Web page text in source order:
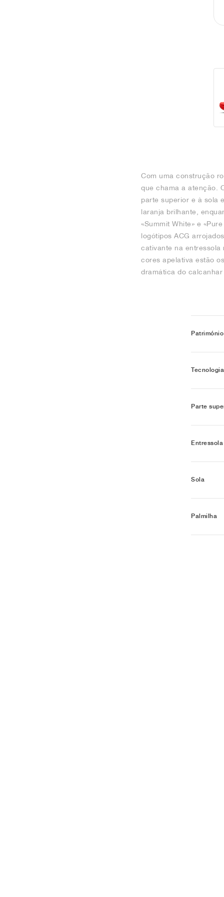
Com uma construção
que chama a atenção.
parte superior e à sola
laranja brilhante,
«Summit White» e
logótipos ACG
cativante na entressola
cores apelativa estão
dramática do
Património
Tecnologia
Parte
Entressola
Sola
Palmilha